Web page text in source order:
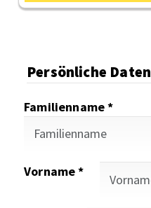
Persönliche Daten
Familienname *
Vorname *